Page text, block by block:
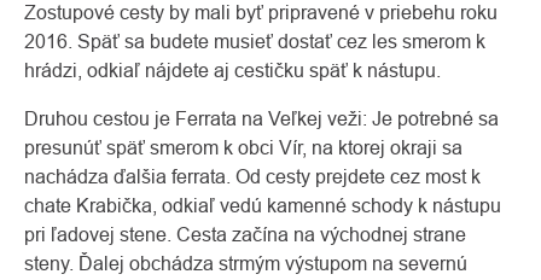
Zostupové cesty by mali byť pripravené v priebehu roku
2016. Späť sa budete musieť dostať cez les smerom k
hrádzi, odkiaľ nájdete aj cestičku späť k nástupu.
Druhou cestou je Ferrata na Veľkej veži: Je potrebné sa
presunúť späť smerom k obci Vír, na ktorej okraji sa
nachádza ďalšia ferrata. Od cesty prejdete cez most k
chate Krabička, odkiaľ vedú kamenné schody k nástupu
pri ľadovej stene. Cesta začína na východnej strane
steny. Ďalej obchádza strmým výstupom na severnú